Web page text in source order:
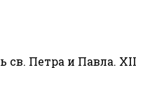
св. Петра и Павла. XII